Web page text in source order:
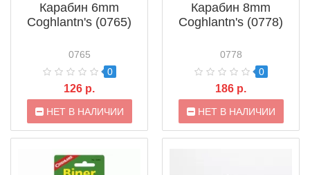
Карабин 6mm
Coghlantn's (0765)
0765
0
126 р.
НЕТ В НАЛИЧИИ
Карабин 8mm
Coghlantn's (0778)
0778
0
186 р.
НЕТ В НАЛИЧИИ